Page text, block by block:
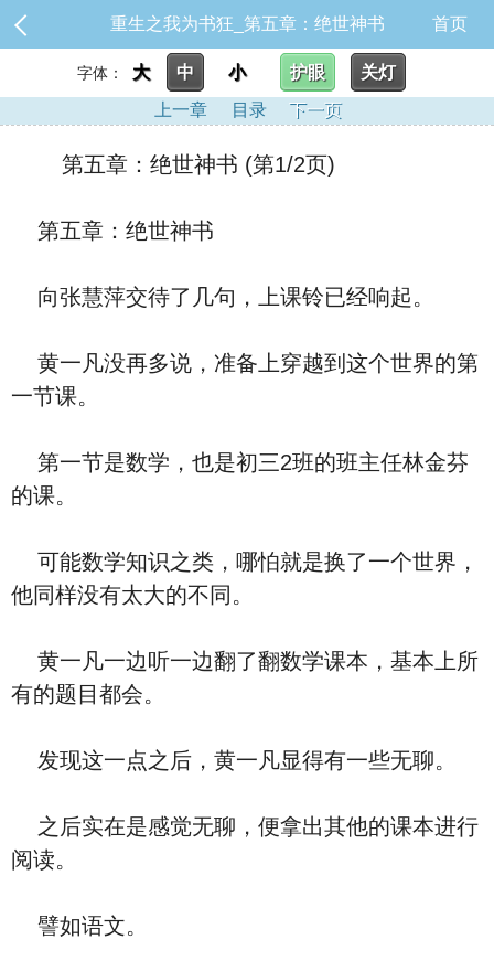
重生之我为书狂_第五章：绝世神书 首页
字体： 大 中 小 护眼
关灯
上一章
目录 下一页
第五章：绝世神书 (第1/2页)
第五章：绝世神书
向张慧萍交待了几句，上课铃已经响起。
黄一凡没再多说，准备上穿越到这个世界的第
一节课。
第一节是数学，也是初三2班的班主任林金芬
的课。
可能数学知识之类，哪怕就是换了一个世界，
他同样没有太大的不同。
黄一凡一边听一边翻了翻数学课本，基本上所
有的题目都会。
发现这一点之后，黄一凡显得有一些无聊。
之后实在是感觉无聊，便拿出其他的课本进行
阅读。
譬如语文。